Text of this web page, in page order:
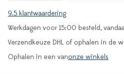
9.5 klantwaardering
Werkdagen voor 15:00 besteld,
Verzendkeuze DHL of ophalen in de
Ophalen in een vanonze winkels